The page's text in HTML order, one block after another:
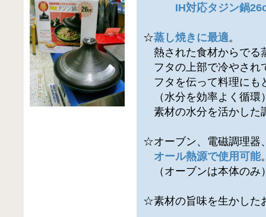
IH対応タジン鍋
☆蒸し焼きに最適。
熱された食材からでる
フタの上部で冷やされ
フタを伝って料理にも
（水分を効率よく循環
素材の水分を活かした
☆オーブン、電磁調理器
オール熱源で使用可能
（オーブンは本体のみ
☆素材の旨味を生かした